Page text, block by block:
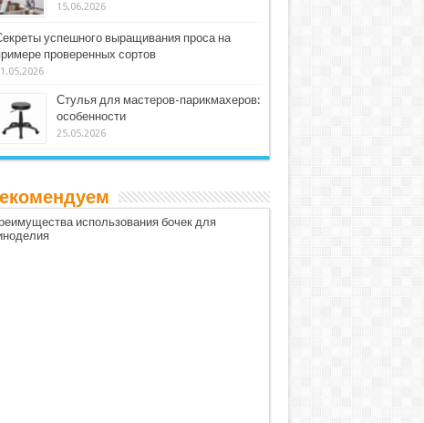
15.06.2026
успешного выращивания проса на
проверенных сортов
Стулья для мастеров-парикмахеров:
особенности
25.05.2026
использования бочек для